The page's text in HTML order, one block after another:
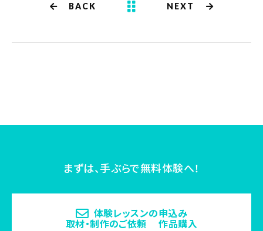
BACK NEXT
まずは、手ぶらで無料体験へ！
体験レッスンの申込み
取材・制作のご依頼 作品購入